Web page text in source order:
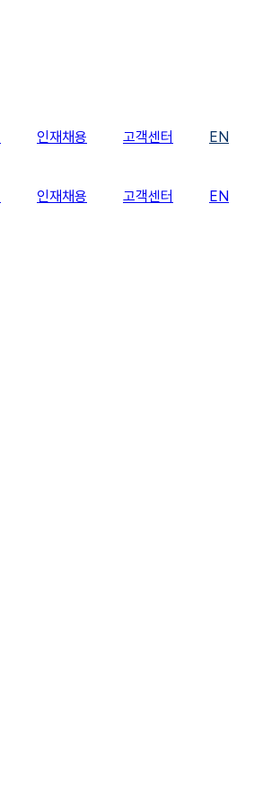
인재채용 고객센터 EN
인재채용 고객센터 EN